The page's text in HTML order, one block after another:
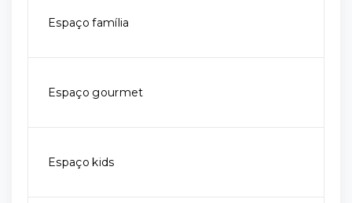
Espaço família
Espaço gourmet
Espaço kids